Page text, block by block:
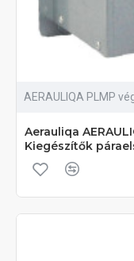
AERAULIQA PLMP
Aerauliqa
Kiegészítők